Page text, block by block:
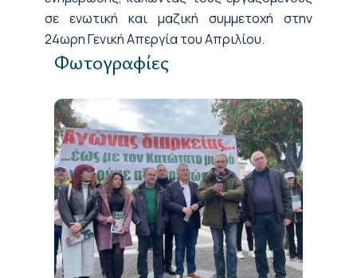
σε ενωτική και μαζική συμμετοχή στην
24ωρη Γενική Απεργία του Απριλίου.
Φωτογραφίες